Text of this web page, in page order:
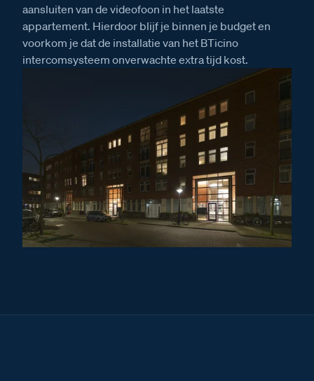
aansluiten van de videofoon in het laatste
appartement. Hierdoor blijf je binnen je budget en
voorkom je dat de installatie van het BTicino
intercomsysteem onverwachte extra tijd kost.